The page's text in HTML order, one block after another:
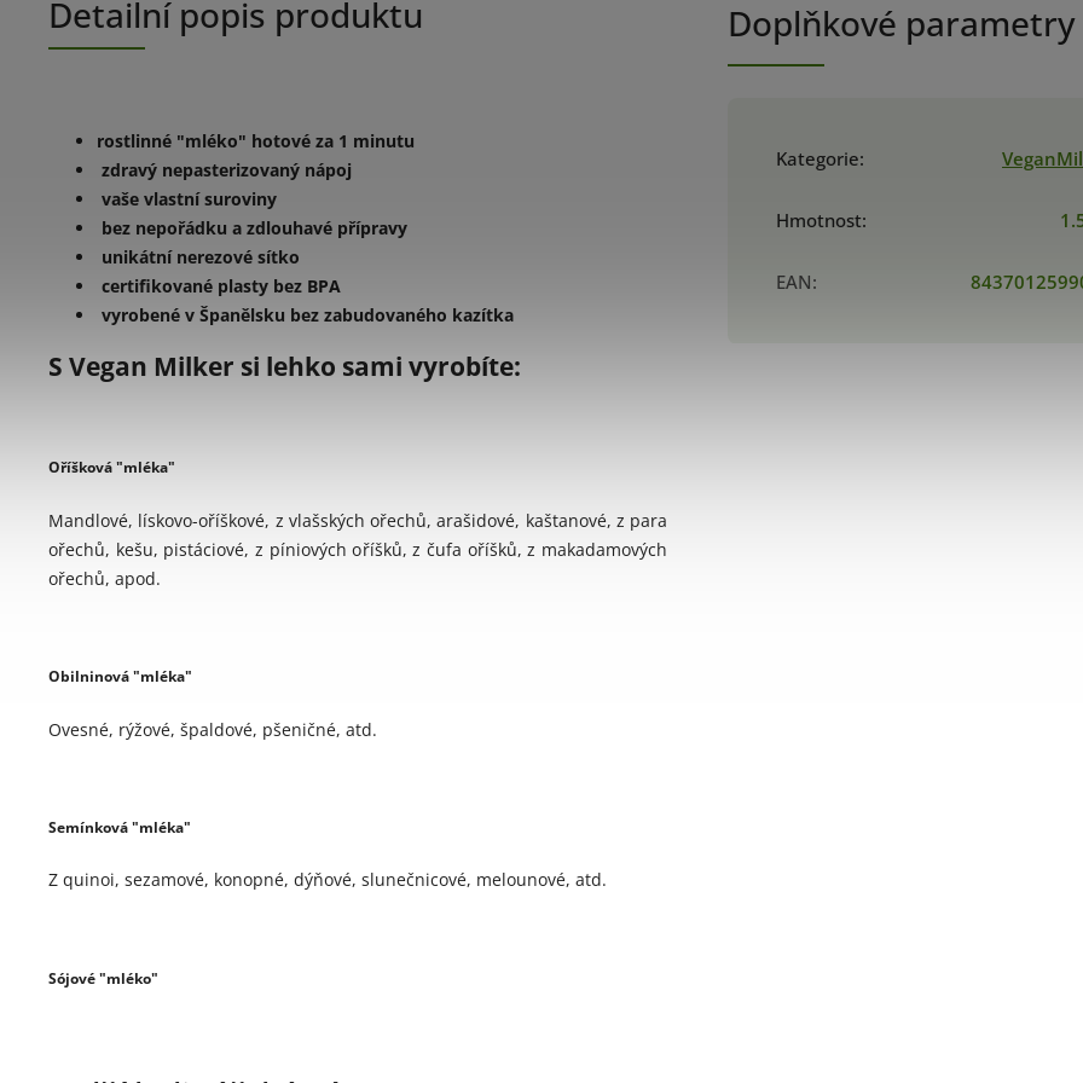
Detailní popis produktu
rostlinné "mléko" hotové za 1 minutu
zdravý nepasterizovaný nápoj
vaše vlastní suroviny
bez nepořádku a zdlouhavé přípravy
unikátní nerezové sítko
certifikované plasty bez BPA
vyrobené v Španělsku bez zabudovaného kazítka
S Vegan Milker si lehko sami vyrobíte:
Oříšková "mléka"
Mandlové, lískovo-oříškové, z vlašských ořechů, arašidové, kaštanové, z para
ořechů, kešu, pistáciové, z píniových oříšků, z čufa oříšků, z makadamových
ořechů, apod.
Obilninová "mléka"
Ovesné, rýžové, špaldové, pšeničné, atd.
Semínková "mléka"
Z quinoi, sezamové, konopné, dýňové, slunečnicové, melounové, atd.
Sójové "mléko"
Doplňkové parametry
Kategorie:
Hmotnost:
EAN: